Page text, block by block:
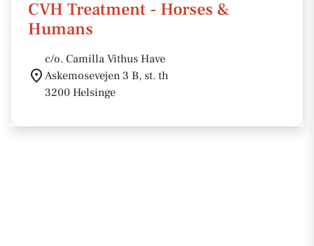
CVH Treatment - Horses &
Humans
c/o. Camilla Vithus Have
Askemosevejen 3 B, st. th
3200 Helsinge